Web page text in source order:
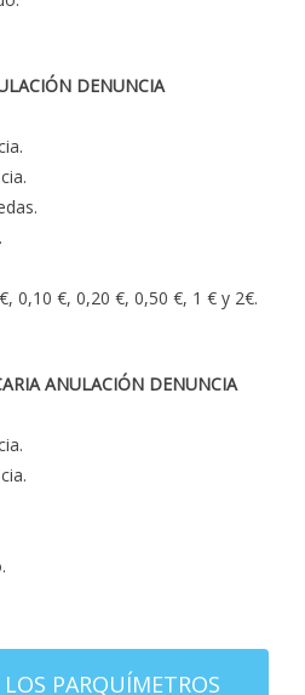
DENUNCIA
0,10 €, 0,20 €, 0,50 €, 1 € y 2€.
ANULACIÓN DENUNCIA
PARQUÍMETROS